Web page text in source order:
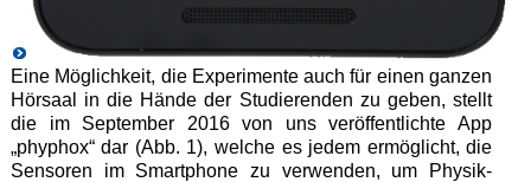
Eine Möglichkeit, die Experimente auch für einen ganzen
Hörsaal in die Hände der Studierenden zu geben, stellt
die im September 2016 von uns veröffentlichte App
„phyphox“ dar (Abb. 1), welche es jedem ermöglicht, die
Sensoren im Smartphone zu verwenden, um Physik-